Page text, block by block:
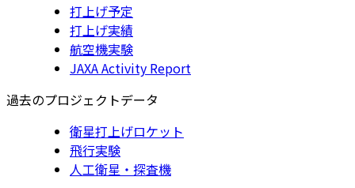
打上げ予定
打上げ実績
航空機実験
JAXA Activity Report
過去のプロジェクトデータ
衛星打上げロケット
飛行実験
人工衛星・探査機